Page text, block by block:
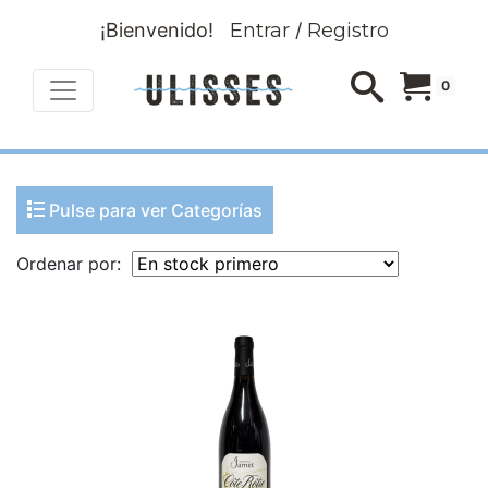
¡Bienvenido! Entrar/ Registro
0
Pulse para ver Categorías
Ordenar por: